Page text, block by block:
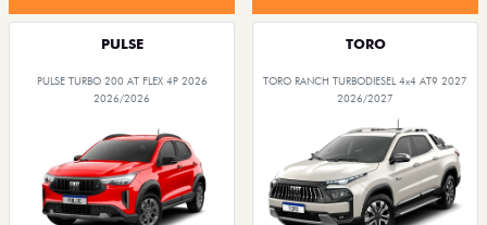
PULSE
PULSE TURBO 200 AT FLEX 4P 2026
2026/2026
TORO
TORO RANCH TURBODIESEL 4x4 AT9 2027
2026/2027